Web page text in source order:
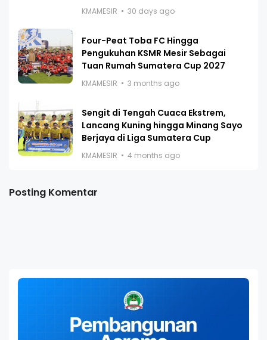
KMAMESIR 30 days ago
Four-Peat Toba FC Hingga
Pengukuhan KSMR Mesir Sebagai
Tuan Rumah Sumatera Cup 2027
KMAMESIR 3 months ago
Sengit di Tengah Cuaca Ekstrem,
Lancang Kuning hingga Minang Sayo
Berjaya di Liga Sumatera Cup
KMAMESIR 4 months ago
Posting Komentar